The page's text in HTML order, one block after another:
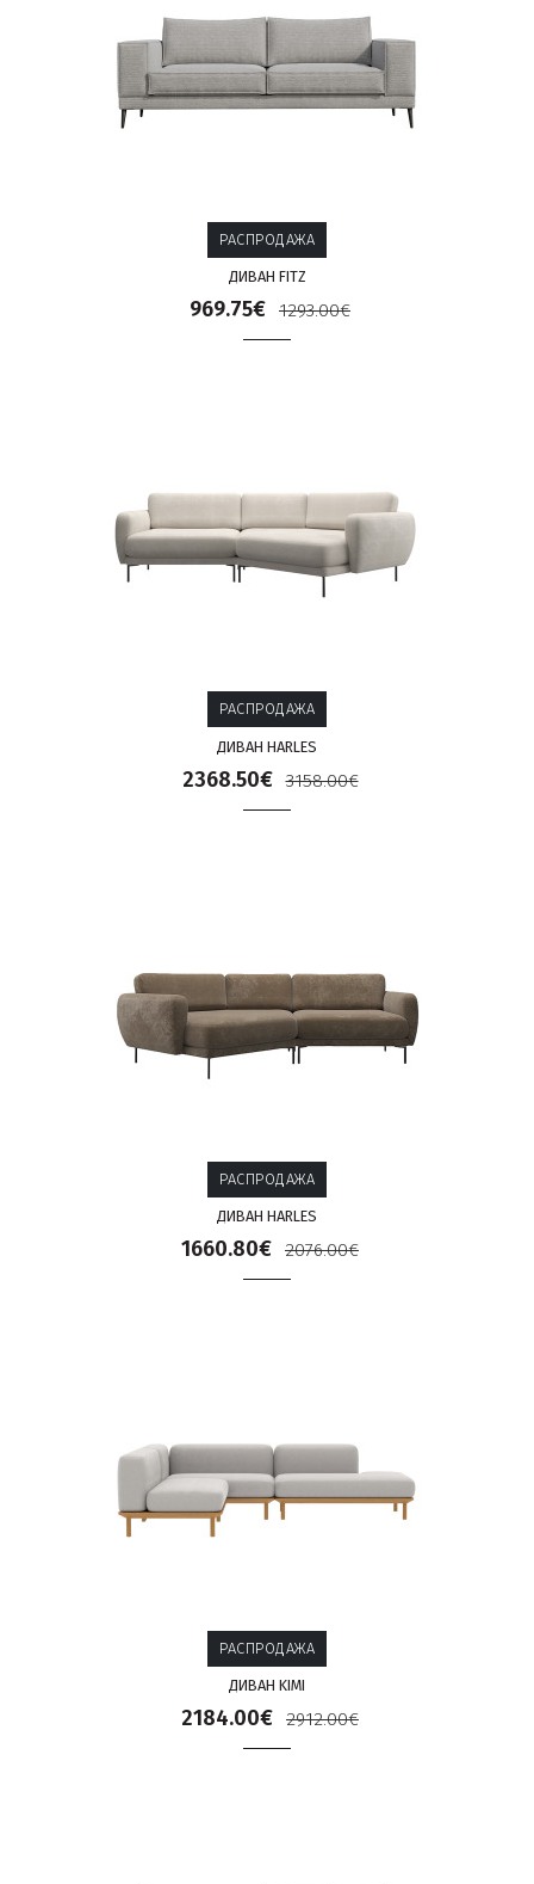
РАСПРОДАЖА
ДИВАН FITZ
969.75€ 1293.00€
РАСПРОДАЖА
ДИВАН HARLES
2368.50€ 3158.00€
РАСПРОДАЖА
ДИВАН HARLES
1660.80€ 2076.00€
РАСПРОДАЖА
ДИВАН KIMI
2184.00€ 2912.00€